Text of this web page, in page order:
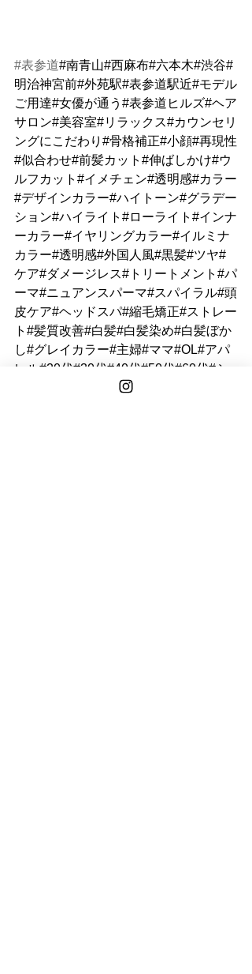
#表参道#南青山#西麻布#六本木#渋谷#
明治神宮前#外苑駅#表参道駅近#モデル
ご用達#女優が通う#表参道ヒルズ#ヘア
サロン#美容室#リラックス#カウンセリ
ングにこだわり#骨格補正#小顔#再現性
#似合わせ#前髪カット#伸ばしかけ#ウ
ルフカット#イメチェン#透明感#カラー
#デザインカラー#ハイトーン#グラデー
ション#ハイライト#ローライト#インナ
ーカラー#イヤリングカラー#イルミナ
カラー#透明感#外国人風#黒髪#ツヤ#
ケア#ダメージレス#トリートメント#パ
ーマ#ニュアンスパーマ#スパイラル#頭
皮ケア#ヘッドスパ#縮毛矯正#ストレー
ト#髪質改善#白髪#白髪染め#白髪ぼか
し#グレイカラー#主婦#ママ#OL#アパ
レル#20代#30代#40代#50代#60代#シ
ョート#ボブ#ミディアム#ロング#大人